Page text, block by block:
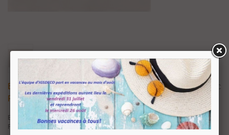
Barre Raidisseur Pour Cloison De Douche
Fixation Entre Mur Et Verre
110,88 € TTC
Barre raidisseur ajustable de 200 mm à 500 mm pour cloison de douche.
Fixation mur sur verre. Finition chrome brillant ou chrome satiné (look inox).